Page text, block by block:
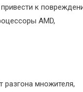
к
AMD,
разгона множителя,